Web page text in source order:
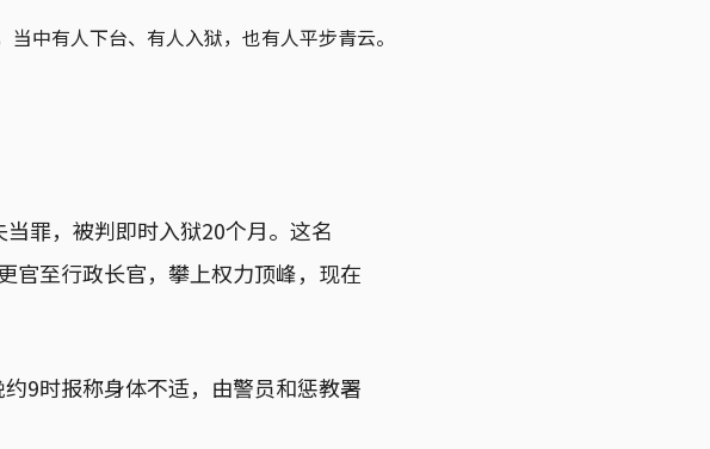
中有人下台、有人入狱，也有人平步青云。
罪，被判即时入狱20个月。这名
官至行政长官，攀上权力顶峰，现在
9时报称身体不适，由警员和惩教署